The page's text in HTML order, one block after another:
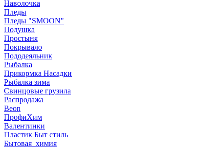
Наволочка
Пледы
Пледы "SMOON"
Подушка
Простыня
Покрывало
Пододеяльник
Рыбалка
Прикормка Насадки
Рыбалка зима
Свинцовые грузила
Распродажа
Beon
ПрофиХим
Валентинки
Пластик Быт стиль
Бытовая_химия